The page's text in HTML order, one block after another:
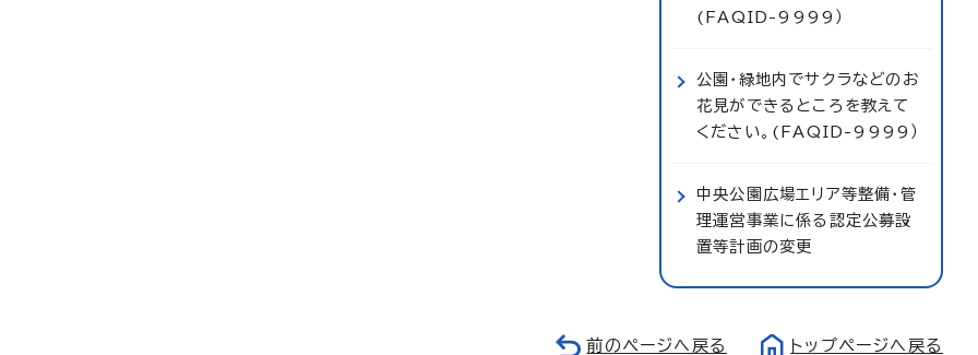
(FAQID-9999）
公園・緑地内でサクラなどのお
花見ができるところを教えて
ください。(FAQID-9999）
中央公園広場エリア等整備・管
理運営事業に係る認定公募設
置等計画の変更
前のページへ戻る トップページへ戻る